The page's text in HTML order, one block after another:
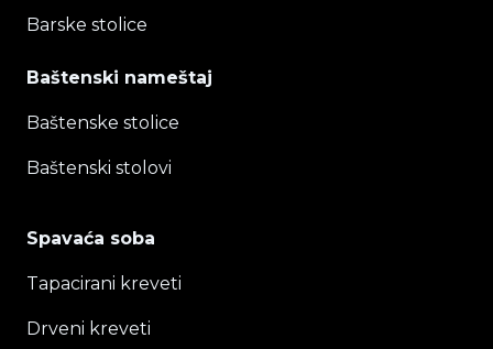
Barske stolice
Baštenski nameštaj
Baštenske stolice
Baštenski stolovi
Spavaća soba
Tapacirani kreveti
Drveni kreveti